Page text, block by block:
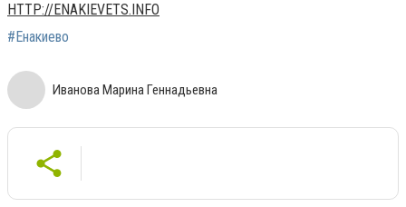
HTTP://ENAKIEVETS.INFO
#Енакиево
Иванова Марина Геннадьевна